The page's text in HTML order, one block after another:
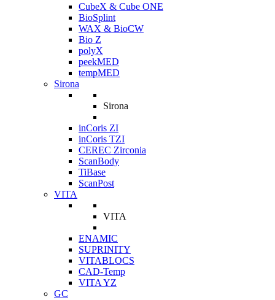
CubeX & Cube ONE
BioSplint
WAX & BioCW
Bio Z
polyX
peekMED
tempMED
Sirona
Sirona
inCoris ZI
inCoris TZI
CEREC Zirconia
ScanBody
TiBase
ScanPost
VITA
VITA
ENAMIC
SUPRINITY
VITABLOCS
CAD-Temp
VITA YZ
GC